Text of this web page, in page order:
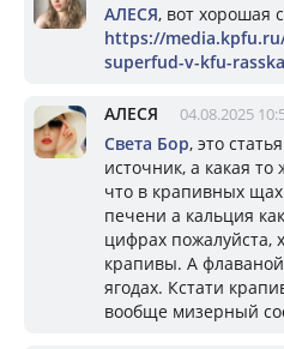
АЛЕСЯ, вот хорошая
https://
superfud-v-kfu-
АЛЕСЯ 04.08.2025
Света Бор, это
источник, а какая
что в крапивных
печени а кальция
цифрах пожалуйста,
крапивы. А
ягодах. Кстати
вообще мизерный